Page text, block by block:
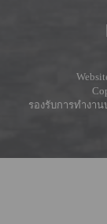
รองรับการทำงาน